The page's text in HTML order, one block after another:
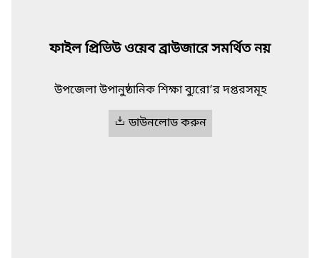
ফাইল প্রিভিউ ওয়েব ব্রাউজারে সমর্থিত নয়
উপজেলা উপানুষ্ঠানিক শিক্ষা ব্যুরো’র দপ্তরসমূহ
ডাউনলোড করুন